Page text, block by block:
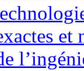
et